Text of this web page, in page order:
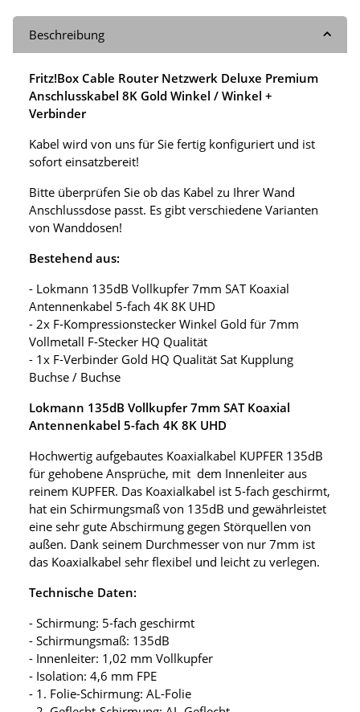
Beschreibung
Fritz!Box Cable Router Netzwerk Deluxe Premium
Anschlusskabel 8K Gold Winkel / Winkel +
Verbinder
Kabel wird von uns für Sie fertig konfiguriert und ist
sofort einsatzbereit!
Bitte überprüfen Sie ob das Kabel zu Ihrer Wand
Anschlussdose passt. Es gibt verschiedene Varianten
von Wanddosen!
Bestehend aus:
- Lokmann 135dB Vollkupfer 7mm SAT Koaxial
Antennenkabel 5-fach 4K 8K UHD
- 2x F-Kompressionstecker Winkel Gold für 7mm
Vollmetall F-Stecker HQ Qualität
- 1x F-Verbinder Gold HQ Qualität Sat Kupplung
Buchse / Buchse
Lokmann 135dB Vollkupfer 7mm SAT Koaxial
Antennenkabel 5-fach 4K 8K UHD
Hochwertig aufgebautes Koaxialkabel KUPFER 135dB
für gehobene Ansprüche, mit dem Innenleiter aus
reinem KUPFER. Das Koaxialkabel ist 5-fach geschirmt,
hat ein Schirmungsmaß von 135dB und gewährleistet
eine sehr gute Abschirmung gegen Störquellen von
außen. Dank seinem Durchmesser von nur 7mm ist
das Koaxialkabel sehr flexibel und leicht zu verlegen.
Technische Daten:
- Schirmung: 5-fach geschirmt
- Schirmungsmaß: 135dB
- Innenleiter: 1,02 mm Vollkupfer
- Isolation: 4,6 mm FPE
- 1. Folie-Schirmung: AL-Folie